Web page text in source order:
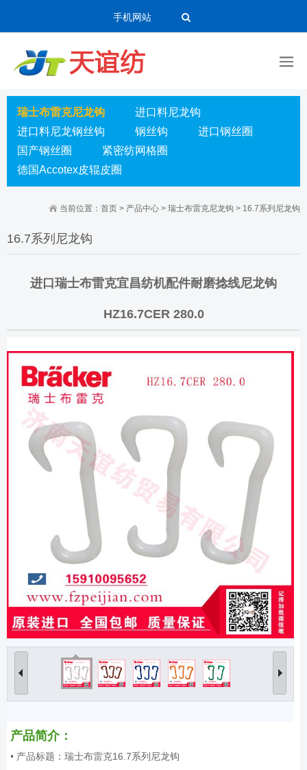
手机网站
瑞士布雷克尼龙钩
进口料尼龙钩
进口料尼龙钢丝钩
钢丝钩
进口钢丝圈
国产钢丝圈
紧密纺网格圈
德国Accotex皮辊皮圈
当前位置： 首页 > 产品中心 > 瑞士布雷克尼龙钩 > 16.7系列尼龙钩
16.7系列尼龙钩
进口瑞士布雷克宜昌纺机配件耐磨捻线尼龙钩
HZ16.7CER 280.0
产品简介：
• 产品标题：瑞士布雷克16.7系列尼龙钩